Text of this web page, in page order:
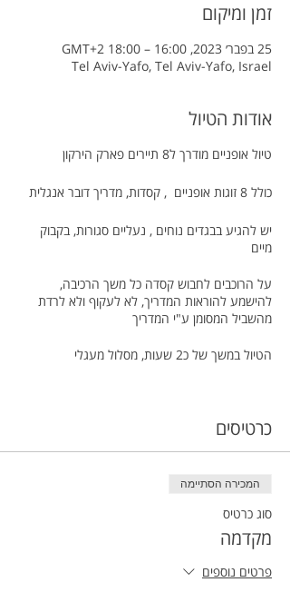
זמן ומיקום
25 בפבר׳ 2023, 16:00 – 18:00 GMT‎+2‎
Tel Aviv-Yafo, Tel Aviv-Yafo, Israel
אודות הטיול
טיול אופניים מודרך ל8 תיירים פארק הירקון
כולל 8 זוגות אופניים , קסדות, מדריך דובר אנגלית
יש להגיע בבגדים נוחים , נעליים סגורות, בקבוק
מיים
על הרוכבים לחבוש קסדה כל משך הרכיבה,
להישמע להוראות המדריך, לא לעקוף ולא לרדת
מהשביל המסומן ע"י המדריך
הטיול במשך של כ2 שעות, מסלול מעגלי
כרטיסים
המכירה הסתיימה
סוג כרטיס
מקדמה
פרטים נוספים